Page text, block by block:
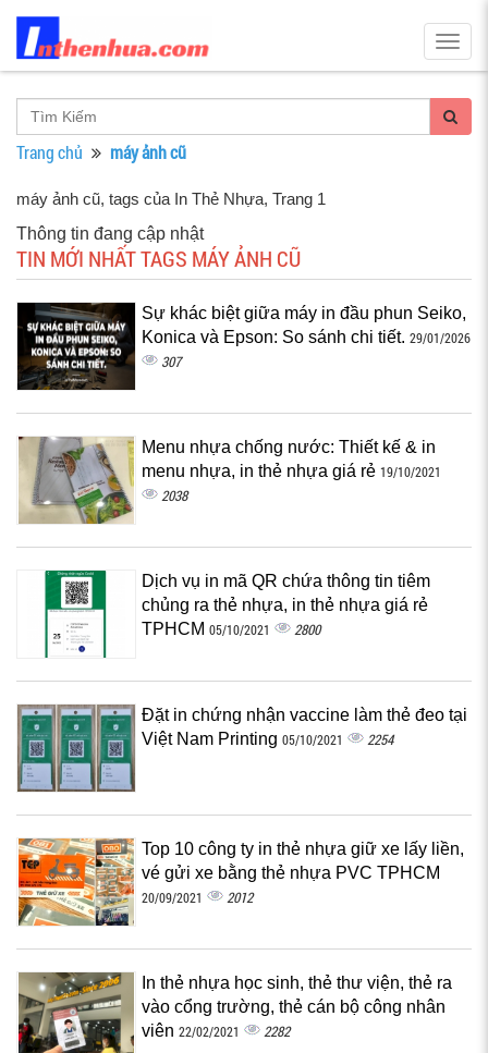
Trang chủ máy ảnh cũ
máy ảnh cũ, tags của In Thẻ Nhựa, Trang 1
Thông tin đang cập nhật
TIN MỚI NHẤT TAGS MÁY ẢNH CŨ
Sự khác biệt giữa máy in đầu phun Seiko,
Konica và Epson: So sánh chi tiết. 29/01/2026
307
Menu nhựa chống nước: Thiết kế & in
menu nhựa, in thẻ nhựa giá rẻ 19/10/2021
2038
Dịch vụ in mã QR chứa thông tin tiêm
chủng ra thẻ nhựa, in thẻ nhựa giá rẻ
TPHCM 05/10/2021 2800
Đặt in chứng nhận vaccine làm thẻ đeo tại
Việt Nam Printing 05/10/2021 2254
Top 10 công ty in thẻ nhựa giữ xe lấy liền,
vé gửi xe bằng thẻ nhựa PVC TPHCM
20/09/2021 2012
In thẻ nhựa học sinh, thẻ thư viện, thẻ ra
vào cổng trường, thẻ cán bộ công nhân
viên 22/02/2021 2282